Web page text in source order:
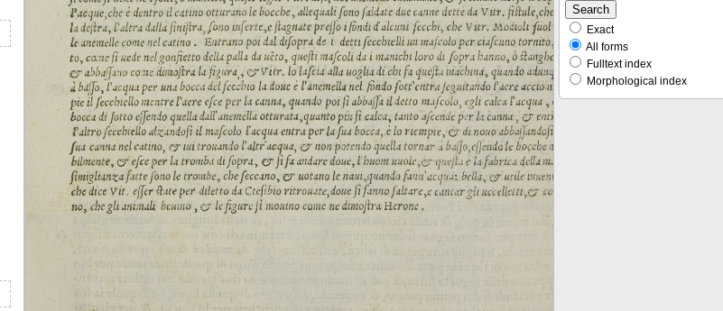
Exact
All forms
Fulltext index
Morphological index